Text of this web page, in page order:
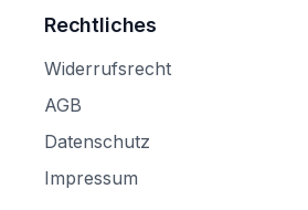
Rechtliches
Widerrufsrecht
AGB
Datenschutz
Impressum